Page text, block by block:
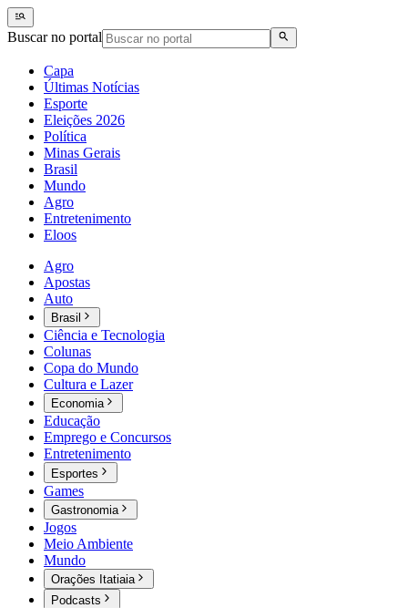
Buscar no portal
Capa
Últimas Notícias
Esporte
Eleições 2026
Política
Minas Gerais
Brasil
Mundo
Agro
Entretenimento
Eloos
Agro
Apostas
Auto
Brasil
Ciência e Tecnologia
Colunas
Copa do Mundo
Cultura e Lazer
Economia
Educação
Emprego e Concursos
Entretenimento
Esportes
Games
Gastronomia
Jogos
Meio Ambiente
Mundo
Orações Itatiaia
Podcasts